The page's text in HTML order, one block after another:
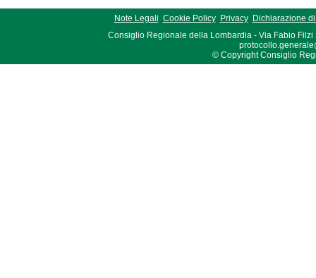
Note Legali Cookie Policy Privacy
Dichiarazione
Consiglio Regionale della Lombardia - Via Fabio Filzi
© Copyright Consiglio